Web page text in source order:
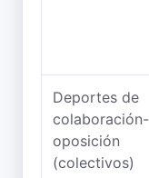
Deportes de
colaboración-
oposición
(colectivos)